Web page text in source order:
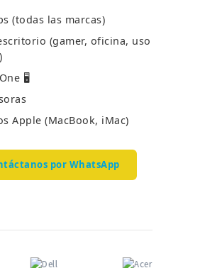
(todas las marcas)
(gamer, oficina, uso
🖥️
Apple (MacBook, iMac)
por WhatsApp